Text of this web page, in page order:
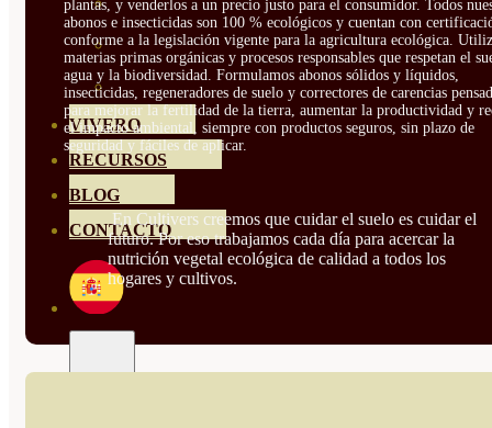
ROSALES
GERANIOS
VIVERO
RECURSOS
BLOG
CONTACTO
plantas, y venderlos a un precio justo para el consumidor. Todos
abonos e insecticidas son 100 % ecológicos y cuentan con
conforme a la legislación vigente para la agricultura ecológica.
materias primas orgánicas y procesos responsables que respetan el
agua y la biodiversidad. Formulamos abonos sólidos y líquidos,
insecticidas, regeneradores de suelo y correctores de carencias
para mejorar la fertilidad de la tierra, aumentar la productividad y
el impacto ambiental, siempre con productos seguros, sin plazo de
seguridad y fáciles de aplicar.
En Cultivers creemos que cuidar el suelo es cuidar el
futuro. Por eso trabajamos cada día para acercar la
nutrición vegetal ecológica de calidad a todos los
hogares y cultivos.